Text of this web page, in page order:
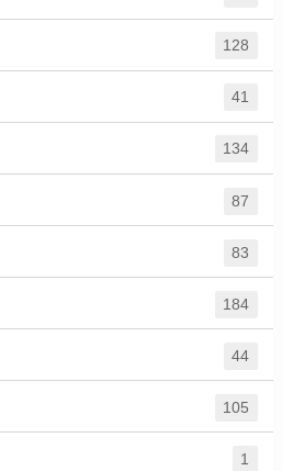
128
41
134
87
83
184
44
105
1